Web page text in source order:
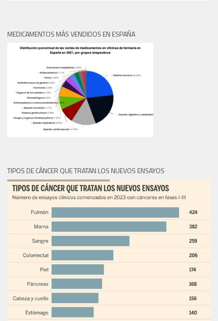
MEDICAMENTOS MÁS VENDIDOS EN ESPAÑA
TIPOS DE CÁNCER QUE TRATAN LOS NUEVOS ENSAYOS